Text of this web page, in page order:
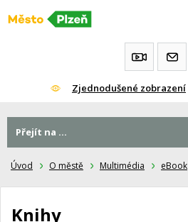
Přeskočit
Zjednodušené zobrazení
Úvod O městě Multimédia eBook
Knihy
Přejít na ...